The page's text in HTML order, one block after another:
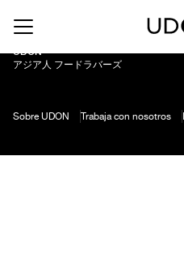
UDON
アジア人 フードラバーズ
Sobre UDON Trabaja con nosotros